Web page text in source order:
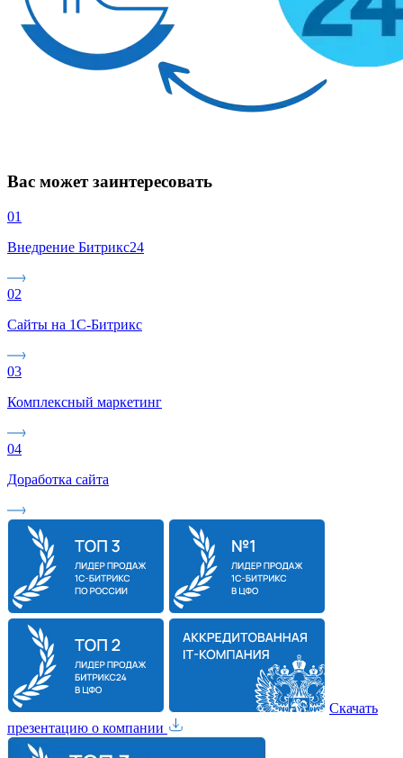
Вас может заинтересовать
01
Внедрение Битрикс24
02
Сайты на 1С-Битрикс
03
Комплексный маркетинг
04
Доработка сайта
Скачать
презентацию о компании